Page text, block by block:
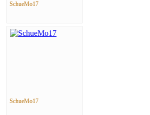
SchueMo17
SchueMo17